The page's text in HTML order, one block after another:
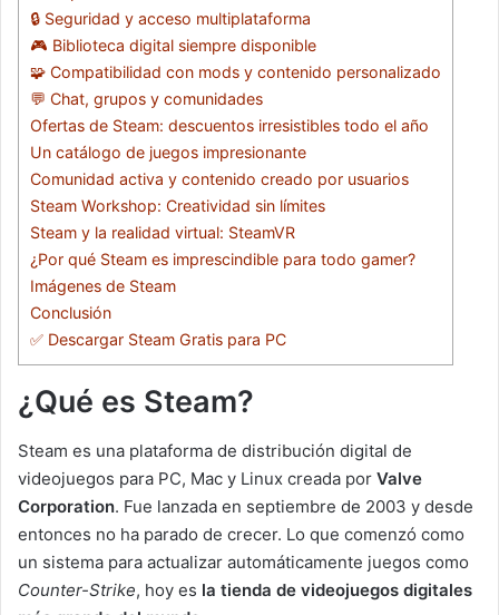
🔒 Seguridad y acceso multiplataforma
🎮 Biblioteca digital siempre disponible
🧩 Compatibilidad con mods y contenido personalizado
💬 Chat, grupos y comunidades
Ofertas de Steam: descuentos irresistibles todo el año
Un catálogo de juegos impresionante
Comunidad activa y contenido creado por usuarios
Steam Workshop: Creatividad sin límites
Steam y la realidad virtual: SteamVR
¿Por qué Steam es imprescindible para todo gamer?
Imágenes de Steam
Conclusión
✅ Descargar Steam Gratis para PC
¿Qué es Steam?
Steam es una plataforma de distribución digital de
videojuegos para PC, Mac y Linux creada por Valve
Corporation. Fue lanzada en septiembre de 2003 y desde
entonces no ha parado de crecer. Lo que comenzó como
un sistema para actualizar automáticamente juegos como
Counter-Strike, hoy es la tienda de videojuegos digitales